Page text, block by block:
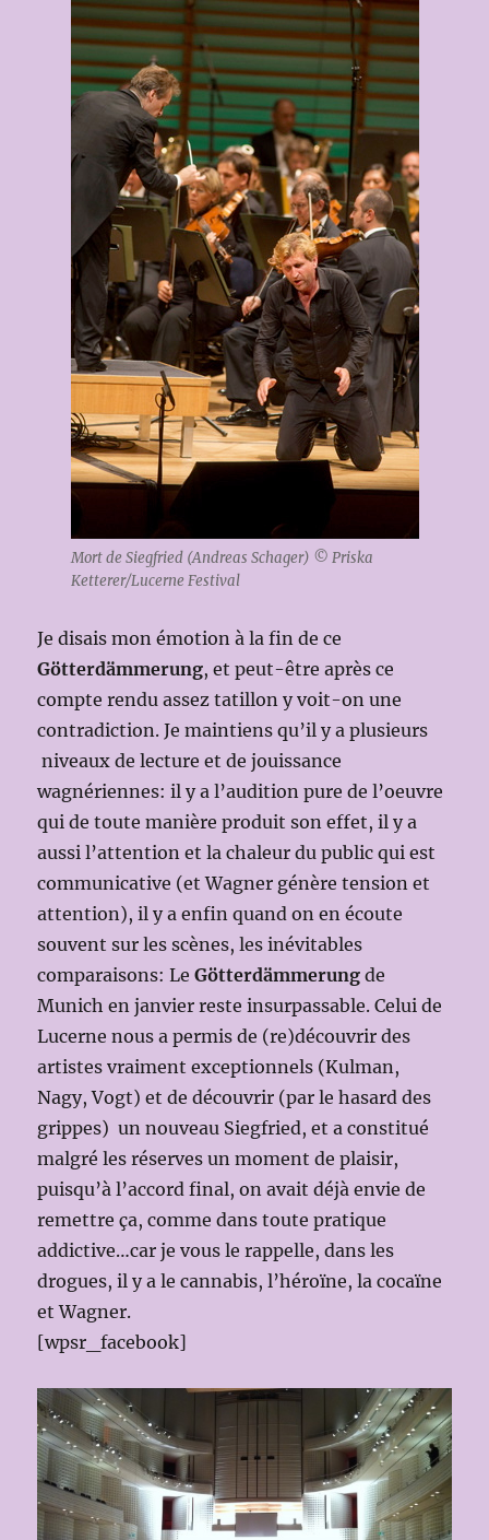
Mort de Siegfried (Andreas Schager) © Priska
Ketterer/Lucerne Festival
Je disais mon émotion à la fin de ce
Götterdämmerung, et peut-être après ce
compte rendu assez tatillon y voit-on une
contradiction. Je maintiens qu’il y a plusieurs
niveaux de lecture et de jouissance
wagnériennes: il y a l’audition pure de l’oeuvre
qui de toute manière produit son effet, il y a
aussi l’attention et la chaleur du public qui est
communicative (et Wagner génère tension et
attention), il y a enfin quand on en écoute
souvent sur les scènes, les inévitables
comparaisons: LeGötterdämmerung de
Munich en janvier reste insurpassable. Celui de
Lucerne nous a permis de (re)découvrir des
artistes vraiment exceptionnels (Kulman,
Nagy, Vogt) et de découvrir (par le hasard des
grippes) un nouveau Siegfried, et a constitué
malgré les réserves un moment de plaisir,
puisqu’à l’accord final, on avait déjà envie de
remettre ça, comme dans toute pratique
addictive…car je vous le rappelle, dans les
drogues, il y a le cannabis, l’héroïne, la cocaïne
et Wagner.
[wpsr_facebook]